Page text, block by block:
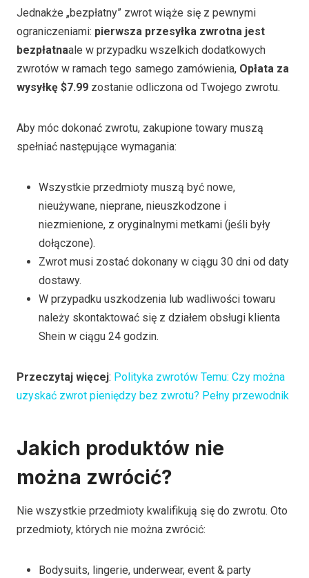
Jednakże „bezpłatny” zwrot wiąże się z pewnymi
ograniczeniami: pierwsza przesyłka zwrotna jest
bezpłatnaale w przypadku wszelkich dodatkowych
zwrotów w ramach tego samego zamówienia, Opłata za
wysyłkę $7.99 zostanie odliczona od Twojego zwrotu.
Aby móc dokonać zwrotu, zakupione towary muszą
spełniać następujące wymagania:
Wszystkie przedmioty muszą być nowe,
nieużywane, nieprane, nieuszkodzone i
niezmienione, z oryginalnymi metkami (jeśli były
dołączone).
Zwrot musi zostać dokonany w ciągu 30 dni od daty
dostawy.
W przypadku uszkodzenia lub wadliwości towaru
należy skontaktować się z działem obsługi klienta
Shein w ciągu 24 godzin.
Przeczytaj więcej: Polityka zwrotów Temu: Czy można
uzyskać zwrot pieniędzy bez zwrotu? Pełny przewodnik
Jakich produktów nie
można zwrócić?
Nie wszystkie przedmioty kwalifikują się do zwrotu. Oto
przedmioty, których nie można zwrócić:
Bodysuits, lingerie, underwear, event & party